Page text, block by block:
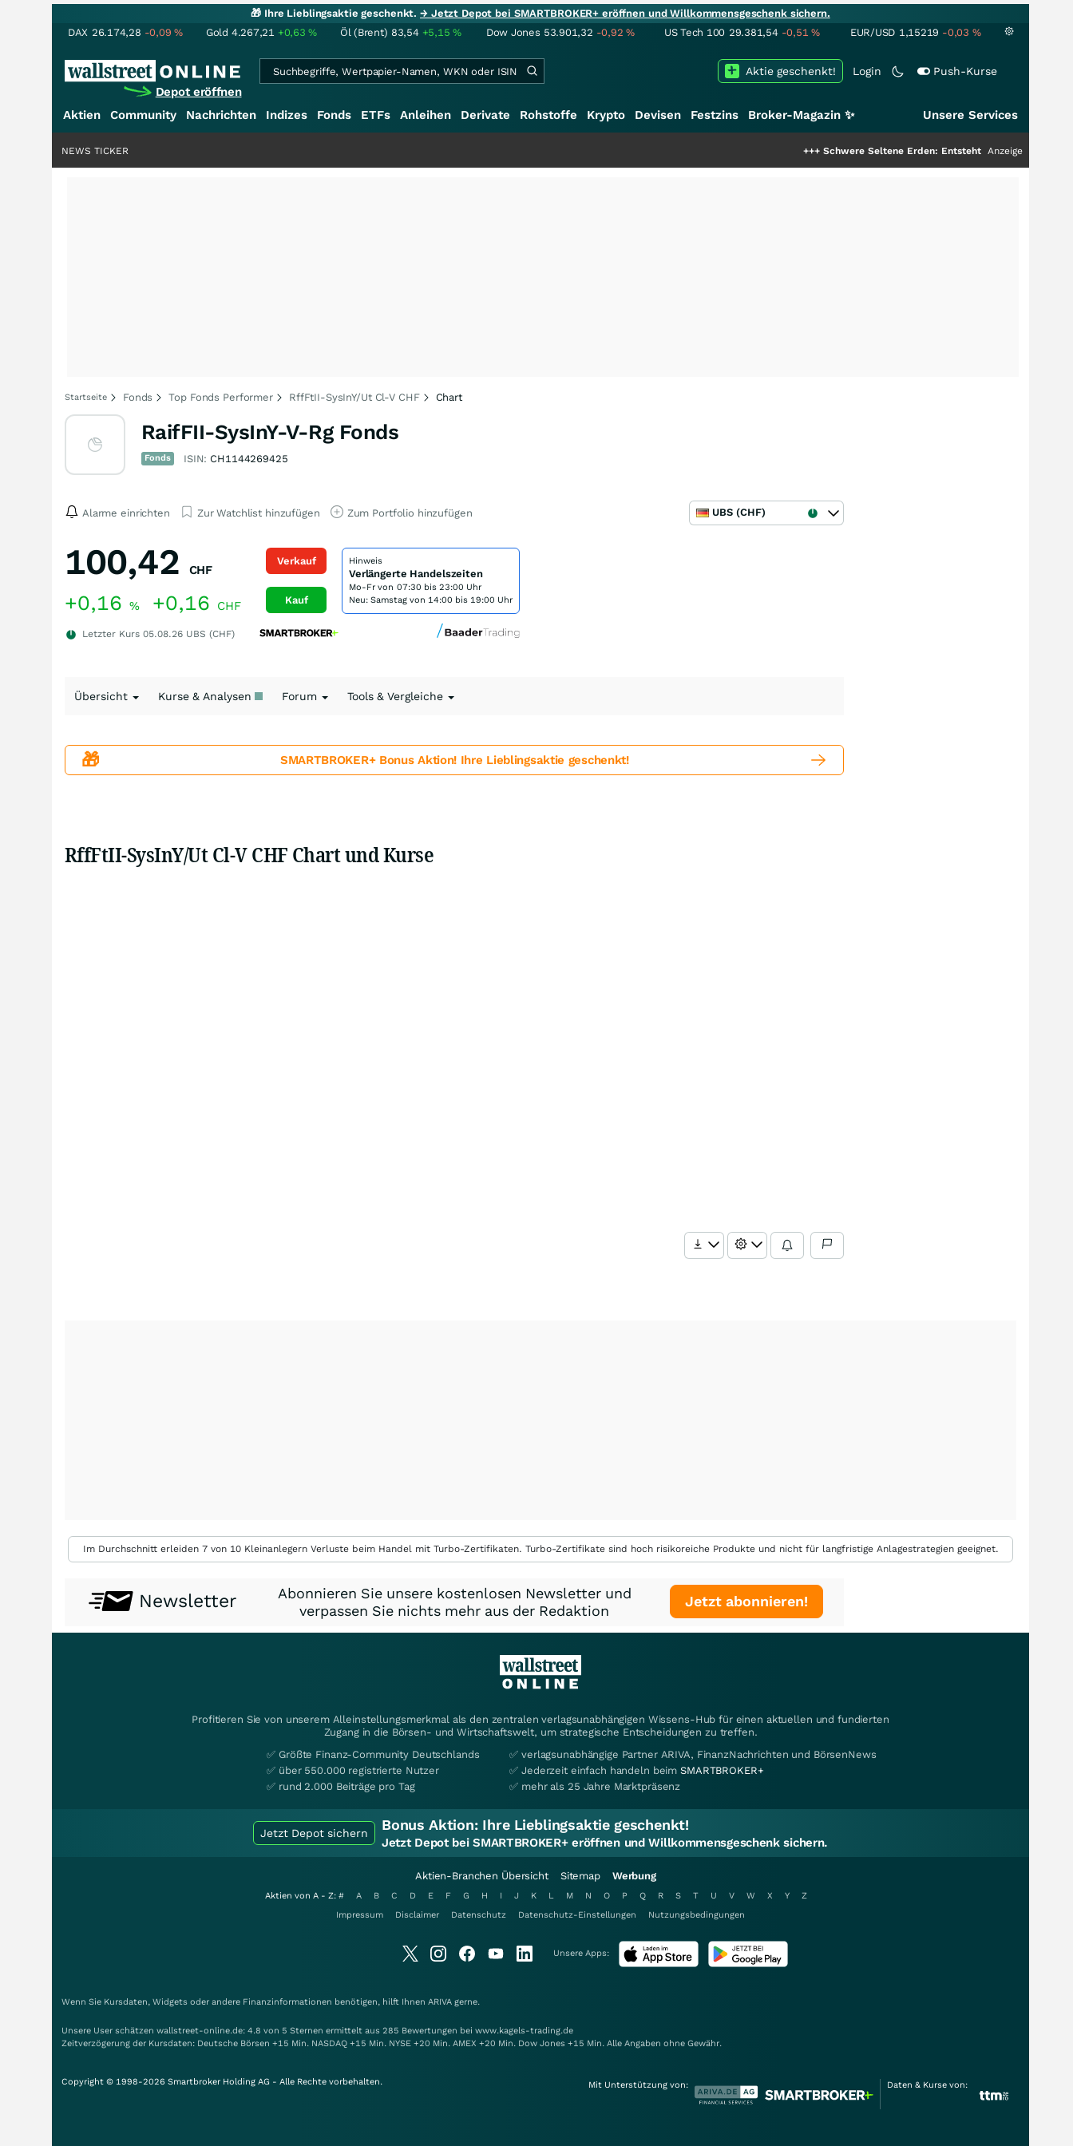
🎁 Ihre Lieblingsaktie geschenkt.→ Jetzt Depot bei SMARTBROKER+ eröffnen und Willkommensgeschenk sichern.
DAX 26.174,28 -0,09% Gold 4.267,21 +0,63% Öl (Brent) 83,54 +5,15% Dow Jones 53.901,32 -0,92% US Tech 100 29.381,54 -0,51% EUR/USD 1,15219 -0,03 %
Depot eröffnen
Login Push-Kurse
Aktie geschenkt!
Aktien Community Nachrichten Indizes Fonds ETFs Anleihen Derivate Rohstoffe Krypto Devisen Festzins Broker-Magazin ✨ Unsere Services
Schwere Seltene Erden: Entsteht hier die nächste
Anzeige
NEWS TICKER
Startseite Fonds Top Fonds Performer RffFtII-SysInY/Ut Cl-V CHF Chart
RaifFII-SysInY-V-Rg Fonds
Fonds ISIN: CH1144269425
Alarme einrichten Zur Watchlist hinzufügen Zum Portfolio hinzufügen UBS (CHF)
100,42 CHF
+0,16 % +0,16 CHF
Letzter Kurs 05.08.26 UBS (CHF)
Verkauf
Kauf
Hinweis
Verlängerte Handelszeiten
Mo-Fr von 07:30 bis 23:00 Uhr
Neu: Samstag von 14:00 bis 19:00 Uhr
Übersicht Kurse & Analysen Forum Tools & Vergleiche
🎁 SMARTBROKER+ Bonus Aktion! Ihre Lieblingsaktie geschenkt!
RffFtII-SysInY/Ut Cl-V CHF Chart und Kurse
Im Durchschnitt erleiden 7 von 10 Kleinanlegern Verluste beim Handel mit Turbo-Zertifikaten. Turbo-Zertifikate sind hoch risikoreiche Produkte und nicht für langfristige Anlagestrategien geeignet.
Newsletter
Abonnieren Sie unsere kostenlosen Newsletter und
verpassen Sie nichts mehr aus der Redaktion
Jetzt abonnieren!
Profitieren Sie von unserem Alleinstellungsmerkmal als den zentralen verlagsunabhängigen Wissens-Hub für einen aktuellen und fundierten
Zugang in die Börsen- und Wirtschaftswelt, um strategische Entscheidungen zu treffen.
✅ Größte Finanz-Community Deutschlands
✅ über 550.000 registrierte Nutzer
✅ rund 2.000 Beiträge pro Tag
✅ verlagsunabhängige Partner ARIVA, FinanzNachrichten und BörsenNews
✅ Jederzeit einfach handeln beimSMARTBROKER+
✅ mehr als 25 Jahre Marktpräsenz
Jetzt Depot sichern Bonus Aktion: Ihre Lieblingsaktie geschenkt!
Jetzt Depot bei SMARTBROKER+ eröffnen und Willkommensgeschenk sichern.
Aktien-Branchen Übersicht Sitemap Werbung
Aktien von A - Z: # A B C D E F G H I J K L M N O P Q R S T U V W X Y
Z
Impressum
Disclaimer Datenschutz Datenschutz-Einstellungen Nutzungsbedingungen
Unsere Apps:
Wenn Sie Kursdaten, Widgets oder andere Finanzinformationen benötigen, hilft Ihnen ARIVA gerne.
Unsere User schätzen wallstreet-online.de: 4.8 von 5 Sternen ermittelt aus 285 Bewertungen bei www.kagels-trading.de
Zeitverzögerung der Kursdaten: Deutsche Börsen +15 Min. NASDAQ +15 Min. NYSE +20 Min. AMEX +20 Min. Dow Jones +15 Min. Alle Angaben ohne Gewähr.
Copyright © 1998-2026 Smartbroker Holding AG - Alle Rechte vorbehalten. Mit Unterstützung von: Daten & Kurse von: